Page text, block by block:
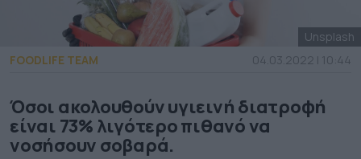
Unsplash
FOODLIFE TEAM
04.03.2022 | 10:44
Όσοι ακολουθούν υγιεινή διατροφή
είναι 73% λιγότερο πιθανό να
νοσήσουν σοβαρά.